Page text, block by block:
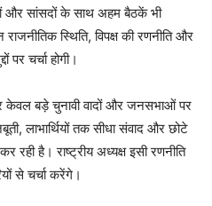
और सांसदों के साथ अहम बैठकें भी
स्थिति, विपक्ष की रणनीति और
चर्चा होगी।
केवल बड़े चुनावी वादों और जनसभाओं पर
लाभार्थियों तक सीधा संवाद और छोटे
रही है। राष्ट्रीय अध्यक्ष इसी रणनीति
से चर्चा करेंगे।